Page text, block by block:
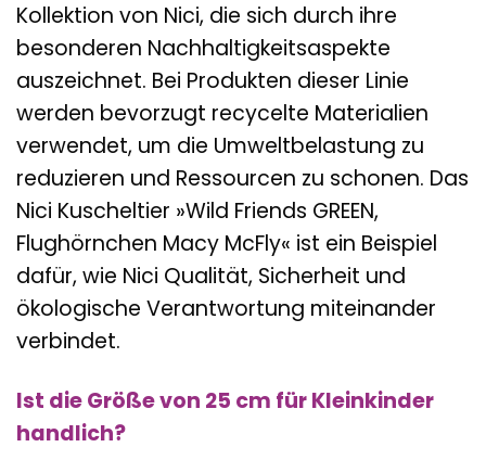
Kollektion von Nici, die sich durch ihre
besonderen Nachhaltigkeitsaspekte
auszeichnet. Bei Produkten dieser Linie
werden bevorzugt recycelte Materialien
verwendet, um die Umweltbelastung zu
reduzieren und Ressourcen zu schonen. Das
Nici Kuscheltier »Wild Friends GREEN,
Flughörnchen Macy McFly« ist ein Beispiel
dafür, wie Nici Qualität, Sicherheit und
ökologische Verantwortung miteinander
verbindet.
Ist die Größe von 25 cm für Kleinkinder
handlich?